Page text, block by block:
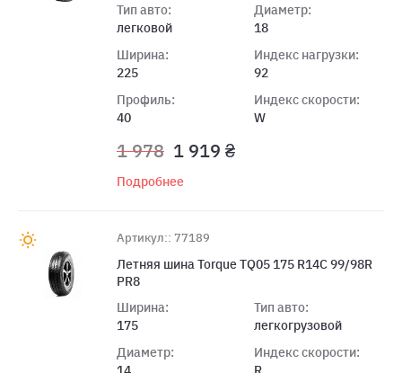
Тип авто:
легковой
Ширина:
225
Профиль:
40
Диаметр:
18
Индекс нагрузки:
92
Индекс скорости:
W
1 978 1 919 ₴
Подробнее
Артикул:: 77189
Летняя шина Torque TQ05 175 R14C 99/98R
PR8
Ширина:
175
Диаметр:
Тип авто:
легкогрузовой
Индекс скорости: